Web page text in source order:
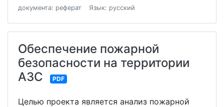
документа: реферат
Язык: русский
Обеспечение пожарной
безопасности на территории
АЗС
PDF
Целью проекта является анализ пожарной